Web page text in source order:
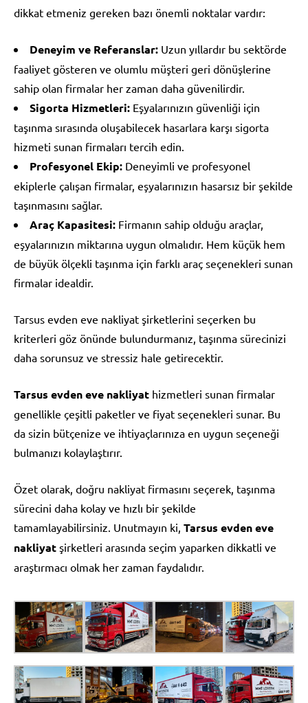
dikkat etmeniz gereken bazı önemli noktalar vardır:
Deneyim ve Referanslar: Uzun yıllardır bu sektörde
faaliyet gösteren ve olumlu müşteri geri dönüşlerine
sahip olan firmalar her zaman daha güvenilirdir.
Sigorta Hizmetleri: Eşyalarınızın güvenliği için
taşınma sırasında oluşabilecek hasarlara karşı sigorta
hizmeti sunan firmaları tercih edin.
Profesyonel Ekip: Deneyimli ve profesyonel
ekiplerle çalışan firmalar, eşyalarınızın hasarsız bir şekilde
taşınmasını sağlar.
Araç Kapasitesi: Firmanın sahip olduğu araçlar,
eşyalarınızın miktarına uygun olmalıdır. Hem küçük hem
de büyük ölçekli taşınma için farklı araç seçenekleri sunan
firmalar idealdir.
Tarsus evden eve nakliyat şirketlerini seçerken bu
kriterleri göz önünde bulundurmanız, taşınma sürecinizi
daha sorunsuz ve stressiz hale getirecektir.
Tarsus evden eve nakliyat hizmetleri sunan firmalar
genellikle çeşitli paketler ve fiyat seçenekleri sunar. Bu
da sizin bütçenize ve ihtiyaçlarınıza en uygun seçeneği
bulmanızı kolaylaştırır.
Özet olarak, doğru nakliyat firmasını seçerek, taşınma
sürecini daha kolay ve hızlı bir şekilde
tamamlayabilirsiniz. Unutmayın ki, Tarsus evden eve
nakliyat şirketleri arasında seçim yaparken dikkatli ve
araştırmacı olmak her zaman faydalıdır.